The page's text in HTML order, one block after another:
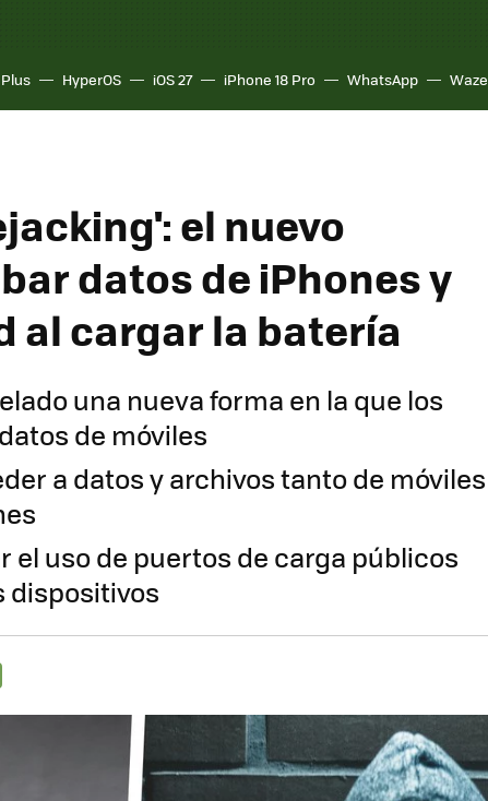
HyperOS iOS 27 iPhone 18 Pro WhatsApp Waze
el nuevo
datos de iPhones y
al cargar la batería
una nueva forma en la que los
de móviles
a datos y archivos tanto de móviles
el uso de puertos de carga públicos
dispositivos